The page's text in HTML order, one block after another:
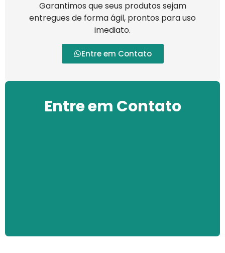
Garantimos que seus produtos sejam
entregues de forma ágil, prontos para uso
imediato.
Entre em Contato
Entre em Contato